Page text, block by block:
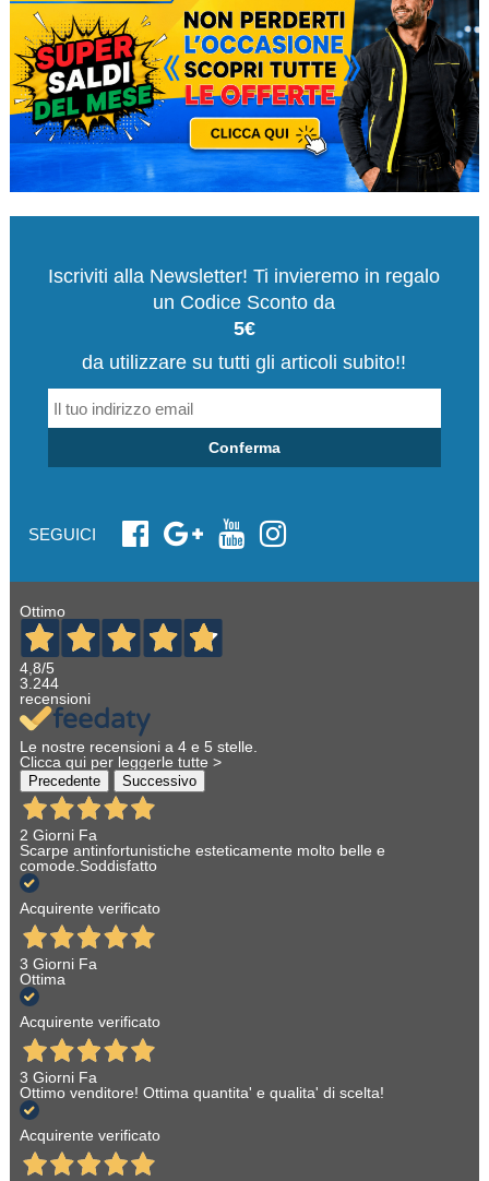
Iscriviti alla Newsletter! Ti invieremo in regalo
un Codice Sconto da
5€
da utilizzare su tutti gli articoli subito!!
Conferma
SEGUICI
Ottimo
4,8/5
3.244
recensioni
Le nostre recensioni a 4 e 5 stelle.
Clicca qui per leggerle tutte >
Precedente Successivo
2 Giorni Fa
Scarpe antinfortunistiche esteticamente molto belle e
comode.Soddisfatto
Acquirente verificato
3 Giorni Fa
Ottima
Acquirente verificato
3 Giorni Fa
Ottimo venditore! Ottima quantita' e qualita' di scelta!
Acquirente verificato